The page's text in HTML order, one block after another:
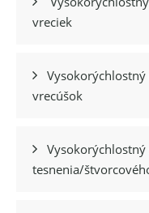
vreciek

vrecúšok

tesnenia/